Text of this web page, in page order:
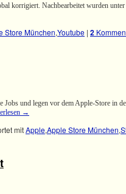
korrigiert. Nachbearbeitet wurden unter
Store München,Youtube | 2
und legen vor dem Apple-Store in
→
mitApple,Apple Store München,